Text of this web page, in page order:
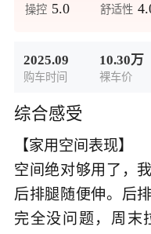
操控 5.0 舒适性
2025.09
购车时间
10.30万
裸车价
综合感受
【家用空间表现】
空间绝对够用了，
后排腿随便伸。后
完全没问题，周末